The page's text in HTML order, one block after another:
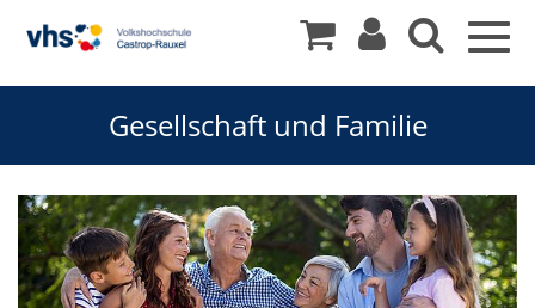
Gesellschaft und Familie